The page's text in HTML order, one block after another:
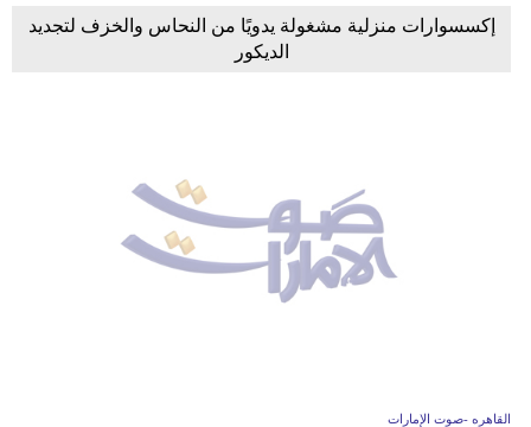
إكسسوارات منزلية مشغولة يدويًا من النحاس والخزف لتجديد
الديكور
القاهره -صوت الإمارات